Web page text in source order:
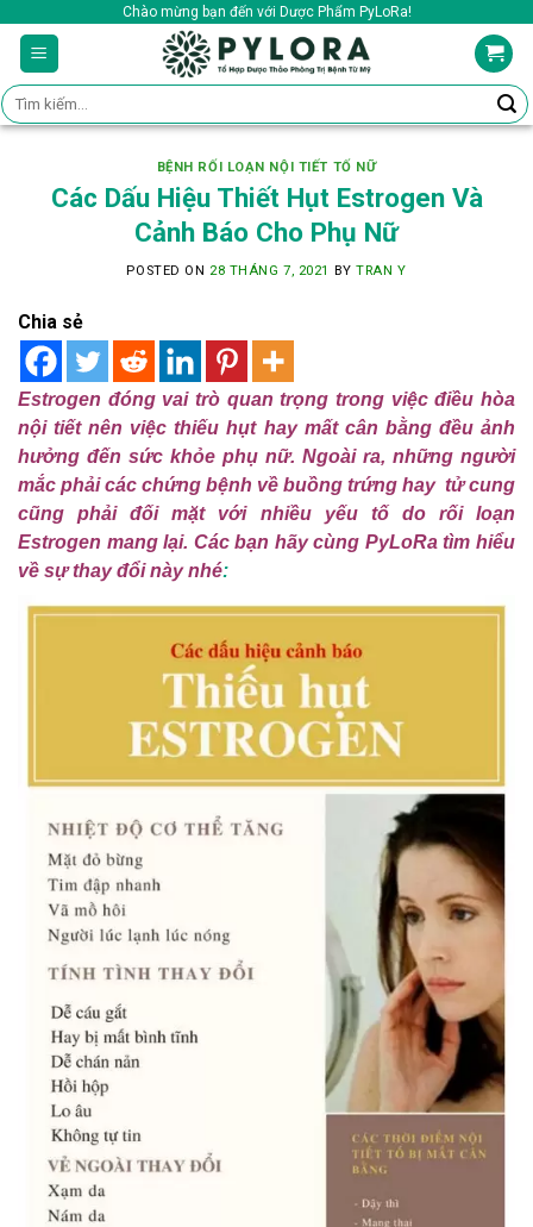
content
Chào mừng bạn đến với Dược Phẩm PyLoRa!
Tìm
kiếm:
BỆNH RỐI LOẠN NỘI TIẾT TỐ NỮ
Các Dấu Hiệu Thiết Hụt Estrogen Và
Cảnh Báo Cho Phụ Nữ
POSTED ON 28 THÁNG 7, 2021 BYTRAN Y
Chia sẻ
Estrogen đóng vai trò quan trọng trong việc điều hòa
nội tiết nên việc thiếu hụt hay mất cân bằng đều ảnh
hưởng đến sức khỏe phụ nữ. Ngoài ra, những người
mắc phải các chứng bệnh về buồng trứng hay tử cung
cũng phải đối mặt với nhiều yếu tố do rối loạn
Estrogen mang lại. Các bạn hãy cùng PyLoRa tìm hiểu
về sự thay đổi này nhé: